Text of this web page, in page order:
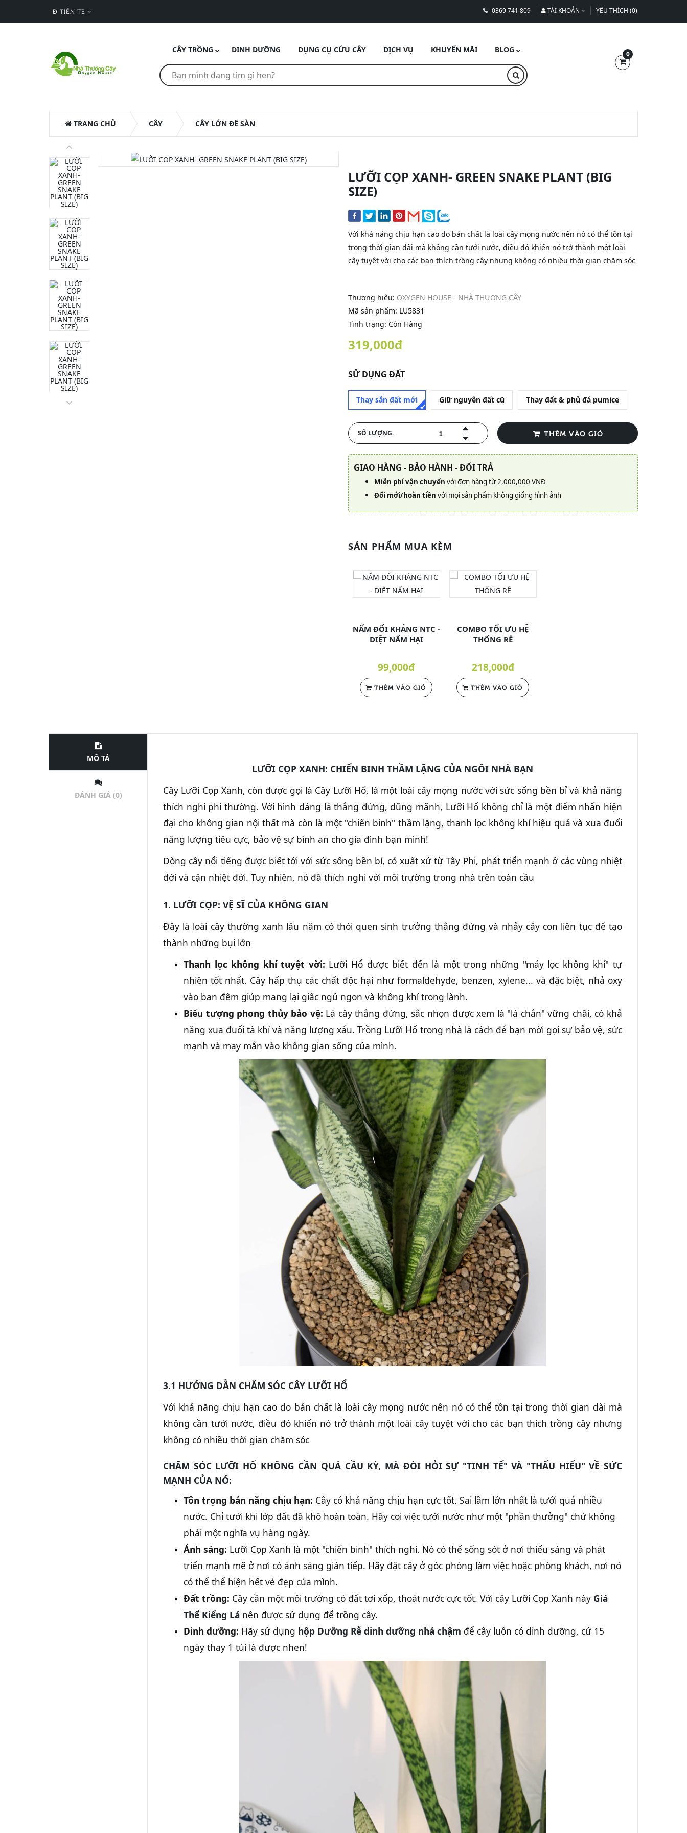
Đ TIỀN TỆ 0369 741 809 TÀI KHOẢN YÊU THÍCH (0)
CÂY TRỒNG DINH DƯỠNG DỤNG CỤ CỨU CÂY DỊCH VỤ KHUYẾN MÃI BLOG 0
TRANG CHỦ CÂY CÂY LỚN ĐỂ SÀN
LƯỠI CỌP XANH- GREEN SNAKE PLANT (BIG
SIZE)
Với khả năng chịu hạn cao do bản chất là loài cây mọng nước nên nó có thể tồn tại
trong thời gian dài mà không cần tưới nước, điều đó khiến nó trở thành một loài
cây tuyệt vời cho các bạn thích trồng cây nhưng không có nhiều thời gian chăm sóc
Thương hiệu: OXYGEN HOUSE - NHÀ THƯƠNG CÂY
Mã sản phẩm: LU5831
Tình trạng: Còn Hàng
319,000đ
SỬ DỤNG ĐẤT
Thay sẵn đất mới Giữ nguyên đất cũ Thay đất & phủ đá pumice
SỐ LƯỢNG. THÊM VÀO GIỎ
GIAO HÀNG - BẢO HÀNH - ĐỔI TRẢ
Miễn phí vận chuyển với đơn hàng từ 2,000,000 VNĐ
Đổi mới/hoàn tiền với mọi sản phẩm không giống hình ảnh
SẢN PHẨM MUA KÈM
NẤM ĐỐI KHÁNG NTC -
DIỆT NẤM HẠI
99,000đ
THÊM VÀO GIỎ
COMBO TỐI ƯU HỆ
THỐNG RỄ
218,000đ
THÊM VÀO GIỎ
MÔ TẢ
ĐÁNH GIÁ (0)
LƯỠI CỌP XANH: CHIẾN BINH THẦM LẶNG CỦA NGÔI NHÀ BẠN
Cây Lưỡi Cọp Xanh, còn được gọi là Cây Lưỡi Hổ, là một loài cây mọng nước với sức sống bền bỉ và khả năng
thích nghi phi thường. Với hình dáng lá thẳng đứng, dũng mãnh, Lưỡi Hổ không chỉ là một điểm nhấn hiện
đại cho không gian nội thất mà còn là một "chiến binh" thầm lặng, thanh lọc không khí hiệu quả và xua đuổi
năng lượng tiêu cực, bảo vệ sự bình an cho gia đình bạn mình!
Dòng cây nổi tiếng được biết tới với sức sống bền bỉ, có xuất xứ từ Tây Phi, phát triển mạnh ở các vùng nhiệt
đới và cận nhiệt đới. Tuy nhiên, nó đã thích nghi với môi trường trong nhà trên toàn cầu
1. LƯỠI CỌP: VỆ SĨ CỦA KHÔNG GIAN
Đây là loài cây thường xanh lâu năm có thói quen sinh trưởng thẳng đứng và nhảy cây con liên tục để tạo
thành những bụi lớn
Thanh lọc không khí tuyệt vời: Lưỡi Hổ được biết đến là một trong những "máy lọc không khí" tự
nhiên tốt nhất. Cây hấp thụ các chất độc hại như formaldehyde, benzen, xylene... và đặc biệt, nhả oxy
vào ban đêm giúp mang lại giấc ngủ ngon và không khí trong lành.
Biểu tượng phong thủy bảo vệ: Lá cây thẳng đứng, sắc nhọn được xem là "lá chắn" vững chãi, có khả
năng xua đuổi tà khí và năng lượng xấu. Trồng Lưỡi Hổ trong nhà là cách để bạn mời gọi sự bảo vệ, sức
mạnh và may mắn vào không gian sống của mình.
3.1 HƯỚNG DẪN CHĂM SÓC CÂY LƯỠI HỔ
Với khả năng chịu hạn cao do bản chất là loài cây mọng nước nên nó có thể tồn tại trong thời gian dài mà
không cần tưới nước, điều đó khiến nó trở thành một loài cây tuyệt vời cho các bạn thích trồng cây nhưng
không có nhiều thời gian chăm sóc
CHĂM SÓC LƯỠI HỔ KHÔNG CẦN QUÁ CẦU KỲ, MÀ ĐÒI HỎI SỰ "TINH TẾ" VÀ "THẤU HIỂU" VỀ SỨC
MẠNH CỦA NÓ:
Tôn trọng bản năng chịu hạn: Cây có khả năng chịu hạn cực tốt. Sai lầm lớn nhất là tưới quá nhiều
nước. Chỉ tưới khi lớp đất đã khô hoàn toàn. Hãy coi việc tưới nước như một "phần thưởng" chứ không
phải một nghĩa vụ hàng ngày.
Ánh sáng: Lưỡi Cọp Xanh là một "chiến binh" thích nghi. Nó có thể sống sót ở nơi thiếu sáng và phát
triển mạnh mẽ ở nơi có ánh sáng gián tiếp. Hãy đặt cây ở góc phòng làm việc hoặc phòng khách, nơi nó
có thể thể hiện hết vẻ đẹp của mình.
Đất trồng: Cây cần một môi trường có đất tơi xốp, thoát nước cực tốt. Với cây Lưỡi Cọp Xanh này Giá
Thể Kiểng Lá nên được sử dụng để trồng cây.
Dinh dưỡng: Hãy sử dụng hộp Dưỡng Rễ dinh dưỡng nhả chậm để cây luôn có dinh dưỡng, cứ 15
ngày thay 1 túi là được nhen!